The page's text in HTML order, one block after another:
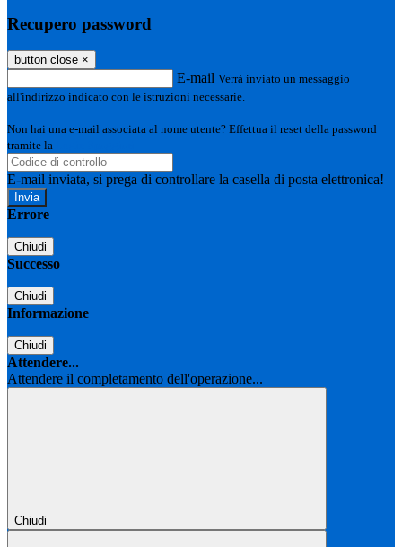
Recupero password
button close ×
E-mail Verrà inviato un messaggio
all'indirizzo indicato con le istruzioni necessarie.
Non hai una e-mail associata al nome utente? Effettua il reset della password
tramite la
E-mail inviata, si prega di controllare la casella di posta elettronica!
Errore
Chiudi
Successo
Chiudi
Informazione
Chiudi
Attendere...
Attendere il completamento dell'operazione...
Chiudi